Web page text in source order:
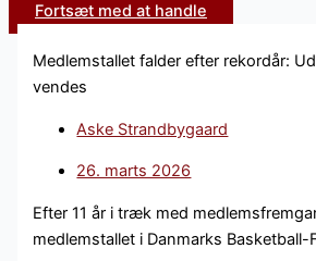
Fortsæt med at handle
Medlemstallet falder efter rekordår:
vendes
Aske Strandbygaard
26. marts 2026
Efter 11 år i træk med
medlemstallet i Danmarks Basketball-